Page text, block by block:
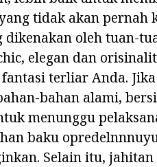
tidak akan pernah
dikenakan oleh tuan-
elegan dan
terliar Anda.
bahan alami,
menunggu
baku
Selain itu,